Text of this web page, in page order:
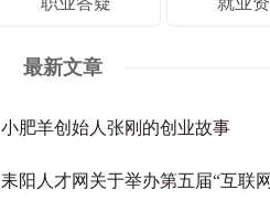
最新文章
小肥羊创始人张刚的创业故事
耒阳人才网关于举办第五届“互联